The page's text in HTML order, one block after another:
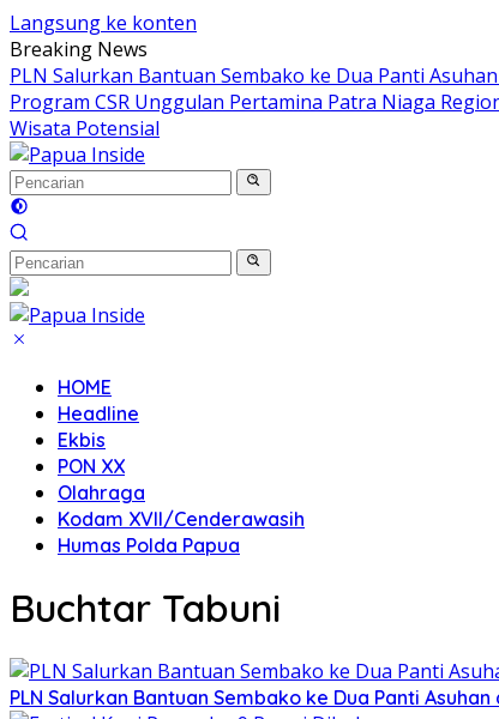
Langsung ke konten
Breaking News
PLN Salurkan Bantuan Sembako ke Dua Panti
Program CSR Unggulan Pertamina Patra Niaga
Wisata Potensial
HOME
Headline
Ekbis
PON XX
Olahraga
Kodam XVII/Cenderawasih
Humas Polda Papua
Buchtar Tabuni
PLN Salurkan Bantuan Sembako ke Dua Panti Asuhan